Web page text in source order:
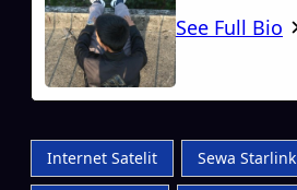
See Full Bio
Internet Satelit Sewa Starlink